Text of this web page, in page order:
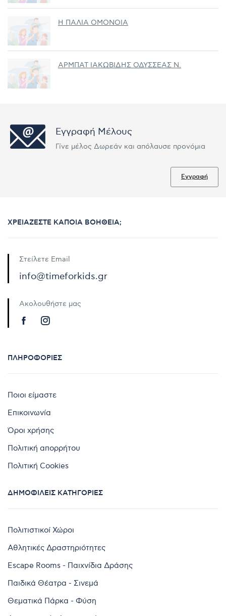
Η ΠΑΛΙΑ ΟΜΟΝΟΙΑ
ΑΡΜΠΑΤ ΙΑΚΩΒΙΔΗΣ ΟΔΥΣΣΕΑΣ Ν.
Εγγραφή Μέλους
Γίνε μέλος Δωρεάν και απόλαυσε προνόμια
Εγγραφή
ΧΡΕΙΆΖΕΣΤΕ ΚΆΠΟΙΑ ΒΟΉΘΕΙΑ;
Στείλετε Email
info@timeforkids.gr
Ακολουθήστε μας
ΠΛΗΡΟΦΟΡΊΕΣ
Ποιοι είμαστε
Επικοινωνία
Όροι χρήσης
Πολιτική απορρήτου
Πολιτική Cookies
ΔΗΜΟΦΙΛΕΊΣ ΚΑΤΗΓΟΡΊΕΣ
Πολιτιστικοί Χώροι
Αθλητικές Δραστηριότητες
Escape Rooms - Παιχνίδια Δράσης
Παιδικά Θέατρα - Σινεμά
Θεματικά Πάρκα - Φύση